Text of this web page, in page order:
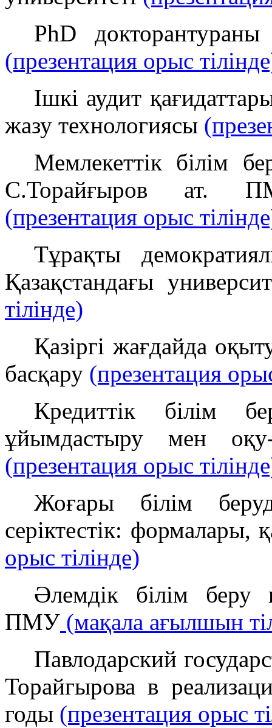
PhD докторантураны
(презентация орыс
Ішкі аудит
жазу технологиясы
Мемлекеттік білім
С.Торайғыров ат.
(презентация орыс
Тұрақты
Қазақстандағы
тілінде)
Қазіргі жағдайда
басқару (презентация
Кредиттік білім
ұйымдастыру мен оқу-
(презентация орыс
Жоғары білім
серіктестік: формалары,
орыс тілінде)
Әлемдік білім беру
ПМУ (мақала ағылшын
Павлодарский
Торайгырова в
годы (презентация орыс